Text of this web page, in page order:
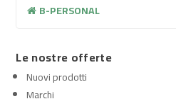
B-PERSONAL
Le nostre offerte
Nuovi prodotti
Marchi